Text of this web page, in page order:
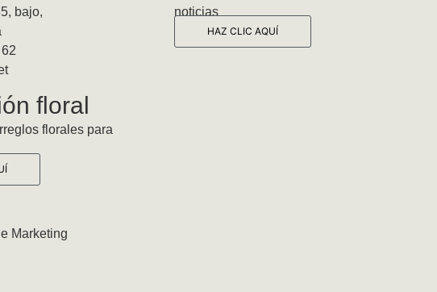
bajo,
floral
florales para
noticias
HAZ CLIC AQUÍ
Marketing